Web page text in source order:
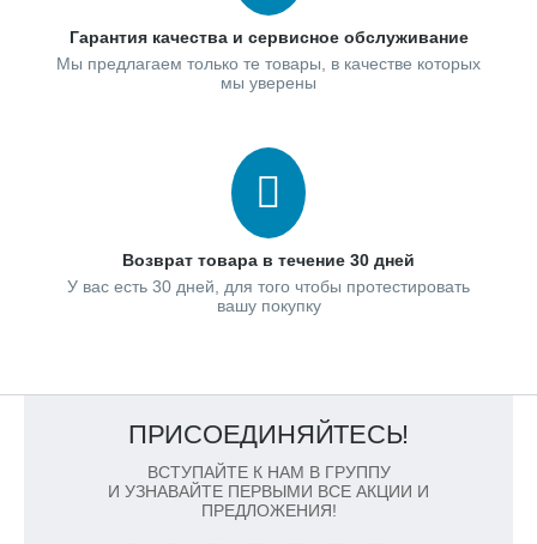
Гарантия качества и сервисное обслуживание
Мы предлагаем только те товары, в качестве которых
мы уверены
Возврат товара в течение 30 дней
У вас есть 30 дней, для того чтобы протестировать
вашу покупку
ПРИСОЕДИНЯЙТЕСЬ!
ВСТУПАЙТЕ К НАМ В ГРУППУ
И УЗНАВАЙТЕ ПЕРВЫМИ ВСЕ АКЦИИ И
ПРЕДЛОЖЕНИЯ!